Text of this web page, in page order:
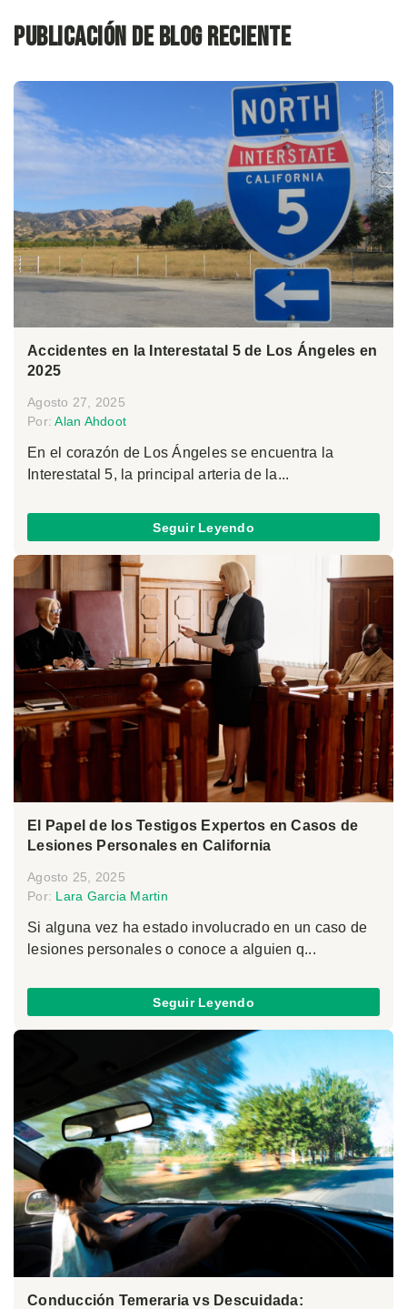
Publicación de blog reciente
Accidentes en la Interestatal 5 de Los Ángeles en
2025
Agosto 27, 2025
Por:Alan Ahdoot
En el corazón de Los Ángeles se encuentra la
Interestatal 5, la principal arteria de la...
Seguir Leyendo
El Papel de los Testigos Expertos en Casos de
Lesiones Personales en California
Agosto 25, 2025
Por: Lara Garcia Martin
Si alguna vez ha estado involucrado en un caso de
lesiones personales o conoce a alguien q...
Seguir Leyendo
Conducción Temeraria vs Descuidada: